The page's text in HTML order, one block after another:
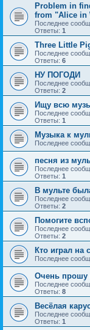
Problem in
from "Alice in
Последнее
Ответы: 1
Three Little
Последнее
Ответы: 6
НУ ПОГОДИ
Последнее
Ответы: 2
Ищу всю
Последнее
Ответы: 1
Музыка к
Последнее
песня из
Последнее
Ответы: 1
В мульте
Последнее
Ответы: 2
Помогите
Последнее
Ответы: 2
Кто играл на
Последнее
Очень прошу
Последнее
Ответы: 8
Весёлая
Последнее
Ответы: 1